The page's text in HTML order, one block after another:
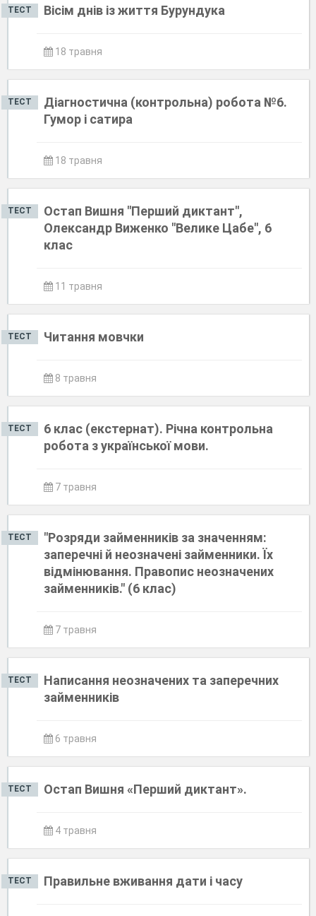
ТЕСТ Вісім днів із життя Бурундука
18 травня
ТЕСТ
Діагностична (контрольна) робота №6.
Гумор і сатира
18 травня
ТЕСТ
Остап Вишня "Перший диктант",
Олександр Виженко "Велике Цабе", 6
клас
11 травня
ТЕСТ Читання мовчки
8 травня
ТЕСТ
6 клас (екстернат). Річна контрольна
робота з української мови.
7 травня
ТЕСТ
"Розряди займенників за значенням:
заперечні й неозначені займенники. Їх
відмінювання. Правопис неозначених
займенників." (6 клас)
7 травня
ТЕСТ
Написання неозначених та заперечних
займенників
6 травня
ТЕСТ Остап Вишня «Перший диктант».
4 травня
ТЕСТ Правильне вживання дати і часу